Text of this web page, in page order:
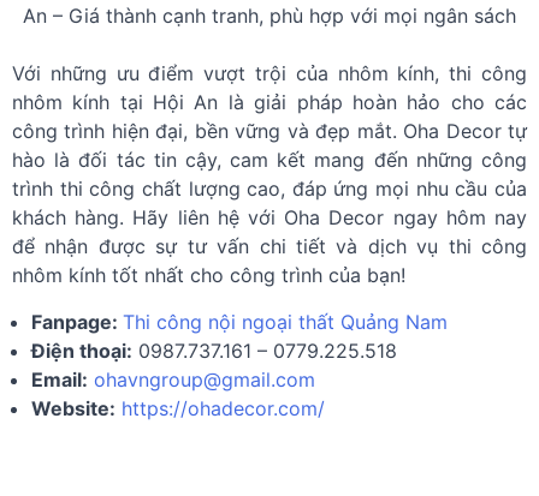
An – Giá thành cạnh tranh, phù hợp với mọi ngân sách
Với những ưu điểm vượt trội của nhôm kính, thi công
nhôm kính tại Hội An là giải pháp hoàn hảo cho các
công trình hiện đại, bền vững và đẹp mắt. Oha Decor tự
hào là đối tác tin cậy, cam kết mang đến những công
trình thi công chất lượng cao, đáp ứng mọi nhu cầu của
khách hàng. Hãy liên hệ với Oha Decor ngay hôm nay
để nhận được sự tư vấn chi tiết và dịch vụ thi công
nhôm kính tốt nhất cho công trình của bạn!
Fanpage: Thi công nội ngoại thất Quảng Nam
Điện thoại: 0987.737.161 – 0779.225.518
Email: ohavngroup@gmail.com
Website: https://ohadecor.com/